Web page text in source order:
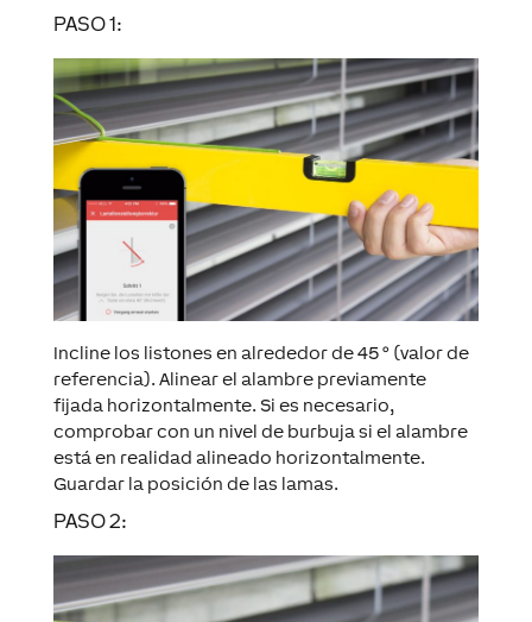
PASO 1:
Incline los listones en alrededor de 45 ° (valor de
referencia). Alinear el alambre previamente
fijada horizontalmente. Si es necesario,
comprobar con un nivel de burbuja si el alambre
está en realidad alineado horizontalmente.
Guardar la posición de las lamas.
PASO 2: